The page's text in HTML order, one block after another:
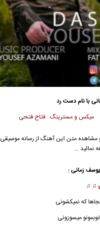
با نام دست رد
میکس و مسترینگ : فتاح فتحی
کیفیت ۱۲۸ و ۳۲۰ و مشاهده متن این آهنگ از رسانه
نمائید …
یوسف زمانی :
♫ ♫
که نمیکشونی
میسوزونی